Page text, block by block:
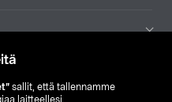
sallit, että tallennamme
laitteellesi